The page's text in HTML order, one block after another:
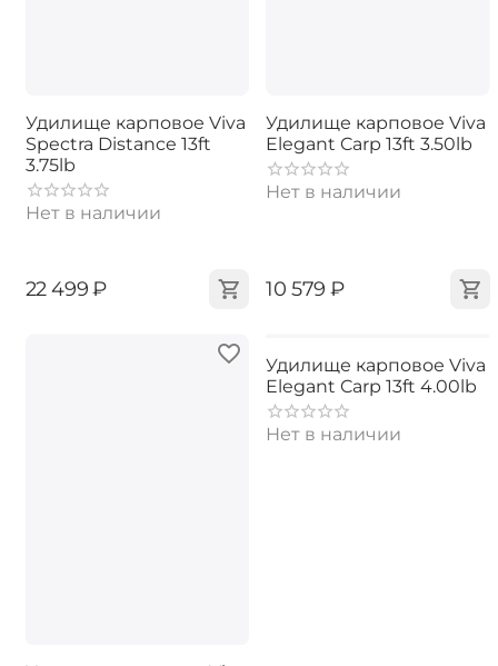
Удилище карповое Viva
Spectra Distance 13ft
3.75lb
Нет в наличии
‍22 499‍₽
Удилище карповое Viva
Elegant Carp 13ft 3.50lb
Нет в наличии
‍10 579‍ ₽
Удилище карповое Viva
Elegant Carp 13ft 4.00lb
Нет в наличии